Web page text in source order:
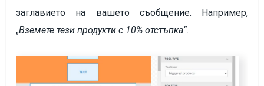
заглавието на вашето съобщение. Например,
„Вземете тези продукти с 10% отстъпка“.